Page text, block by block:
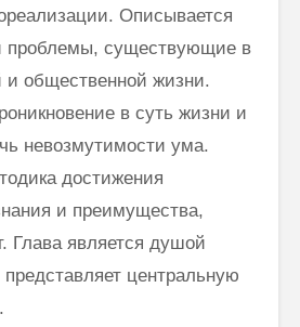
Описывается
проблемы, существующие в
и общественной жизни.
в суть жизни и
невозмутимости ума.
достижения
и преимущества,
Глава является душой
центральную